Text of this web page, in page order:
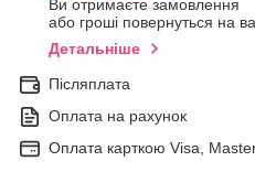
Ви отримаєте замовлення
або гроші повернуться на
Детальніше
Післяплата
Оплата на рахунок
Оплата карткою Visa,